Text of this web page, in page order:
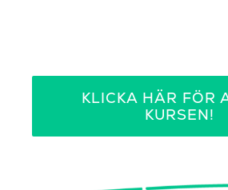
KLICKA HÄR FÖR
KURSEN!